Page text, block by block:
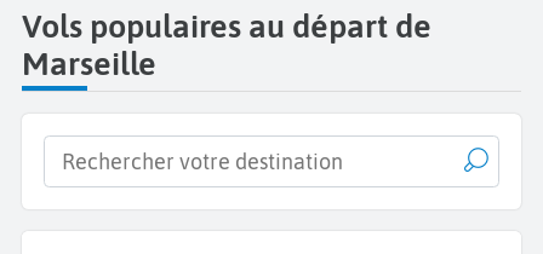
Vols populaires au départ de
Marseille